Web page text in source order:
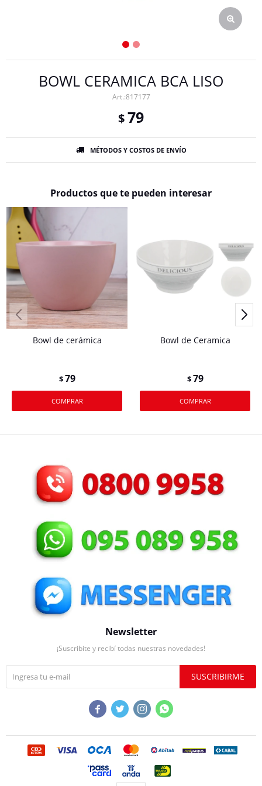
BOWL CERAMICA BCA LISO
817177
$79
MÉTODOS Y COSTOS DE ENVÍO
Productos que te pueden interesar
Bowl de cerámica
$79
Bowl de Ceramica
$79
Newsletter
¡Suscribite y recibí todas nuestras novedades!
SUSCRIBIRME
   